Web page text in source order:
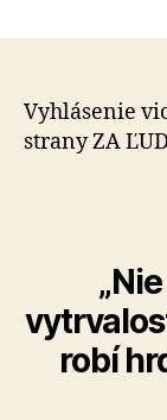
Vyhlásenie
strany ZA
robí